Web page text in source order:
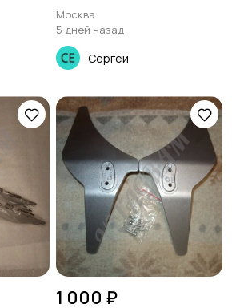
Москва
5 дней назад
Сергей
1 000 ₽